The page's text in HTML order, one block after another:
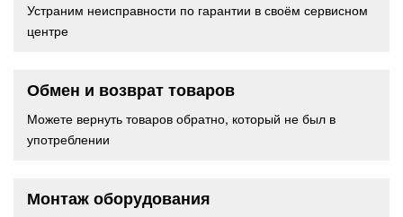
Устраним неисправности по гарантии в своём сервисном
центре
Обмен и возврат товаров
Можете вернуть товаров обратно, который не был в
употреблении
Монтаж оборудования